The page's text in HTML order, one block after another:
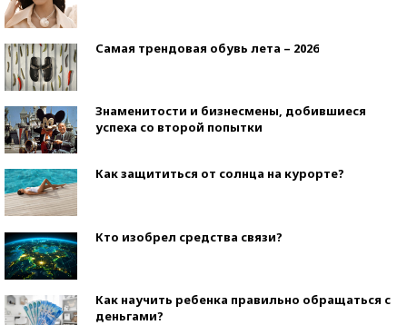
Самая трендовая обувь лета – 2026
Знаменитости и бизнесмены, добившиеся
успеха со второй попытки
Как защититься от солнца на курорте?
Кто изобрел средства связи?
Как научить ребенка правильно обращаться с
деньгами?